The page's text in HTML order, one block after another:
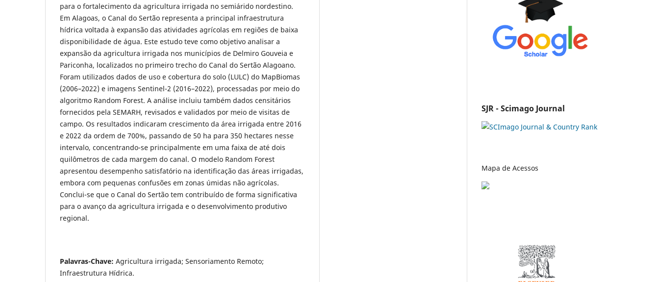
para o fortalecimento da agricultura irrigada no semiárido nordestino.
Em Alagoas, o Canal do Sertão representa a principal infraestrutura
hídrica voltada à expansão das atividades agrícolas em regiões de baixa
disponibilidade de água. Este estudo teve como objetivo analisar a
expansão da agricultura irrigada nos municípios de Delmiro Gouveia e
Pariconha, localizados no primeiro trecho do Canal do Sertão Alagoano.
Foram utilizados dados de uso e cobertura do solo (LULC) do MapBiomas
(2006–2022) e imagens Sentinel-2 (2016–2022), processadas por meio do
algoritmo Random Forest. A análise incluiu também dados censitários
fornecidos pela SEMARH, revisados e validados por meio de visitas de
campo. Os resultados indicaram crescimento da área irrigada entre 2016
e 2022 da ordem de 700%, passando de 50 ha para 350 hectares nesse
intervalo, concentrando-se principalmente em uma faixa de até dois
quilômetros de cada margem do canal. O modelo Random Forest
apresentou desempenho satisfatório na identificação das áreas irrigadas,
embora com pequenas confusões em zonas úmidas não agrícolas.
Conclui-se que o Canal do Sertão tem contribuído de forma significativa
para o avanço da agricultura irrigada e o desenvolvimento produtivo
regional.
Palavras-Chave: Agricultura irrigada; Sensoriamento Remoto;
Infraestrutura Hídrica.
SJR - Scimago Journal
Mapa de Acessos